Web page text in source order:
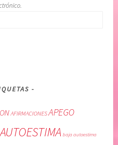
AFIRMACIONES APEGO
AUTOESTIMA baja autoestima